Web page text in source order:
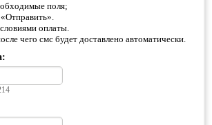
поля;
оплаты.
чего смс будет доставлено автоматически.